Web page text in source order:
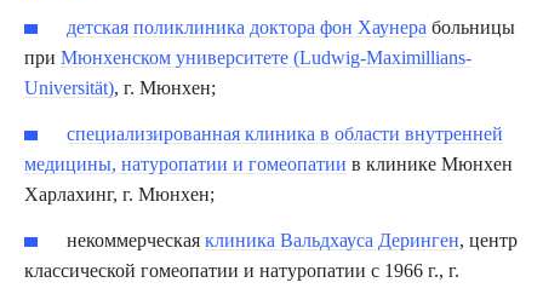
детская поликлиника доктора фон Хаунера больницы
при Мюнхенском университете (Ludwig-Maximillians-
Universität), г. Мюнхен;
специализированная клиника в области внутренней
медицины, натуропатии и гомеопатии в клинике Мюнхен
Харлахинг, г. Мюнхен;
некоммерческаяклиника Вальдхауса Деринген, центр
классической гомеопатии и натуропатии с 1966 г., г.